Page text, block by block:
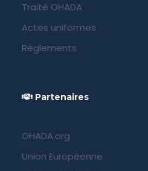
Traité OHADA
Actes uniformes
Règlements
Partenaires
OHADA.org
Union Européenne